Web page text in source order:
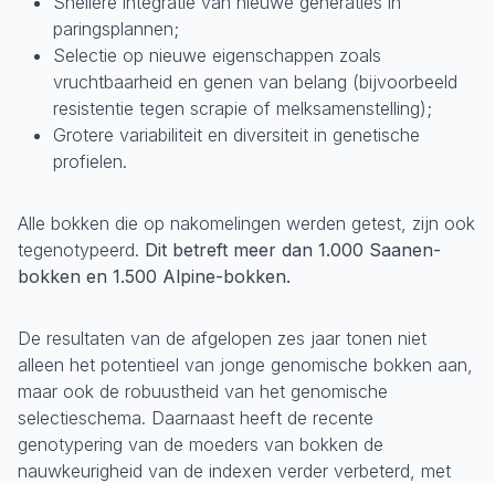
paringsplannen;
Selectie op nieuwe eigenschappen zoals
vruchtbaarheid en genen van belang (bijvoorbeeld
resistentie tegen scrapie of melksamenstelling);
Grotere variabiliteit en diversiteit in genetische
profielen.
Alle bokken die op nakomelingen werden getest, zijn ook
tegenotypeerd. Dit betreft meer dan 1.000 Saanen-
bokken en 1.500 Alpine-bokken.
De resultaten van de afgelopen zes jaar tonen niet
alleen het potentieel van jonge genomische bokken aan,
maar ook de robuustheid van het genomische
selectieschema. Daarnaast heeft de recente
genotypering van de moeders van bokken de
nauwkeurigheid van de indexen verder verbeterd, met